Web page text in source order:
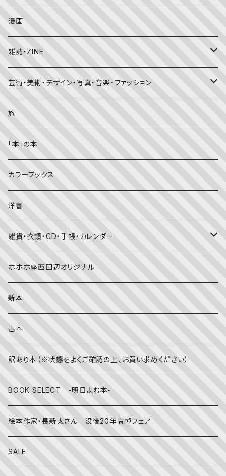
かがくのとも
日本の昔話・民話
外国の昔話・民話
おばけ・妖怪・こわい絵本
のりもの絵本
知識の本・図鑑
理科
料理・食育
英語
しかけ絵本
児童書
大人の方に
季節・行事の絵本
春
夏
赤ちゃん（０・１・２歳向け）絵本
文字のない絵本
英語の絵本
写真絵本
海外文学
食・料理
住まい・インテリア
体・健康
趣味
ライフスタイル・生き方
子育て
漫画
雑誌・ZINE
雑誌
ZINE
芸術・美術・デザイン・写真・音楽・ファッション
美術・画集・図録
音楽
写真集
デザイン
ファッション
映画
伝統文化・技法
旅
「本」の本
カラーブックス
洋書
雑貨・衣類・CD・手帳・カレンダー
靴下
日記・手帳
CD
文房具
その他
ホホホ座西田辺オリジナル
新本
古本
訳あり本（※状態をよくご確認の上、お買い求めください）
BOOK SELECT -明日よむ本-
絵本作家・長新太さん 没後20年哀悼フェア
SALE